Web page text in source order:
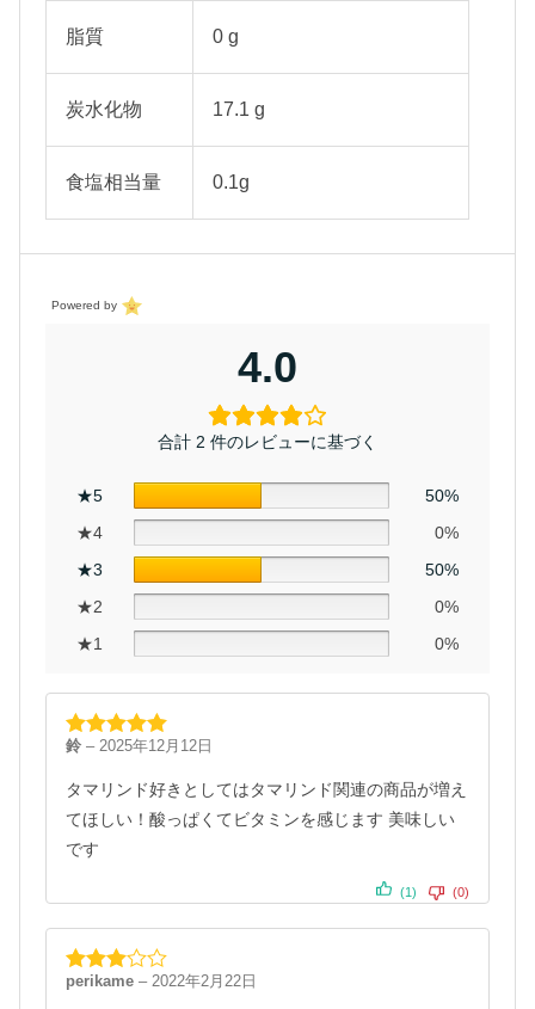
脂質 0 g
炭水化物 17.1 g
食塩相当量 0.1g
Powered by
4.0
合計 2 件のレビューに基づく
★5
50%
★4
0%
★3
50%
★2
0%
★1
0%
5段階中5の
鈴 – 2025年12月12日
タマリンド好きとしてはタマリンド関連の商品が増え
てほしい！酸っぱくてビタミンを感じます 美味しい
です
(1) (0)
5段階
perikame – 2022年2月22日